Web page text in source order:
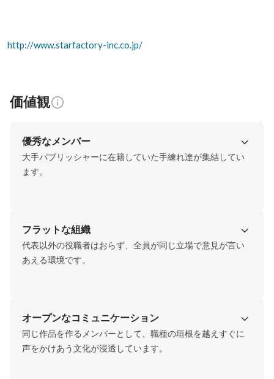
http://www.starfactory-inc.co.jp/
価値観
優秀なメンバー
大手パブリッシャーに在籍していた手練れ達が集結してい
ます。
フラットな組織
代表以外の役職者はおらず、全員が同じ立場で意見が言い
あえる環境です。
オープンなコミュニケーション
同じ作品を作るメンバーとして、職種の垣根を越えすぐに
声をかけあう文化が浸透しています。